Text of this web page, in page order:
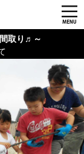
取り♬～